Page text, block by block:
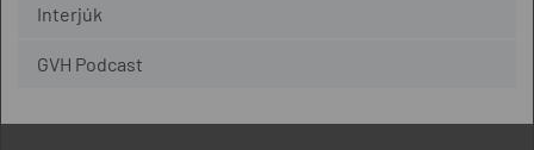
Interjúk
GVH Podcast